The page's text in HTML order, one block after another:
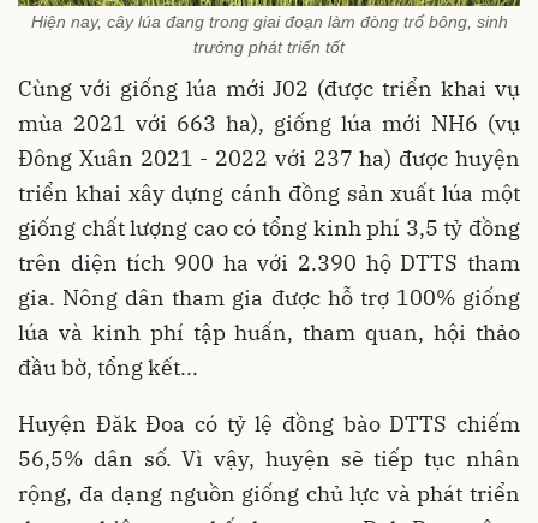
Hiện nay, cây lúa đang trong giai đoạn làm đòng trổ bông, sinh
trưởng phát triển tốt
Cùng với giống lúa mới J02 (được triển khai vụ
mùa 2021 với 663 ha), giống lúa mới NH6 (vụ
Đông Xuân 2021 - 2022 với 237 ha) được huyện
triển khai xây dựng cánh đồng sản xuất lúa một
giống chất lượng cao có tổng kinh phí 3,5 tỷ đồng
trên diện tích 900 ha với 2.390 hộ DTTS tham
gia. Nông dân tham gia được hỗ trợ 100% giống
lúa và kinh phí tập huấn, tham quan, hội thảo
đầu bờ, tổng kết...
Huyện Đăk Đoa có tỷ lệ đồng bào DTTS chiếm
56,5% dân số. Vì vậy, huyện sẽ tiếp tục nhân
rộng, đa dạng nguồn giống chủ lực và phát triển